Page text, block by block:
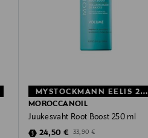
MYSTOCKMANN EELIS 28%
MOROCCANOIL
Juukesvaht Root Boost 250 ml
Discounted Price
24,50 € Original Price
33,90 €